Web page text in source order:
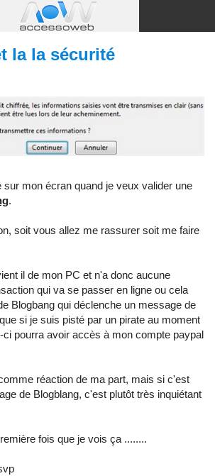
la la sécurité
sur mon écran quand je veux valider une
.
soit vous allez me rassurer soit me faire
il de mon PC et n'a donc aucune
qui va se passer en ligne ou cela
Blogbang qui déclenche un message de
si je suis pisté par un pirate au moment
ci pourra avoir accès à mon compte paypal
réaction de ma part, mais si c'est
de Blogblang, c'est plutôt très inquiétant
fois que je vois ça ........